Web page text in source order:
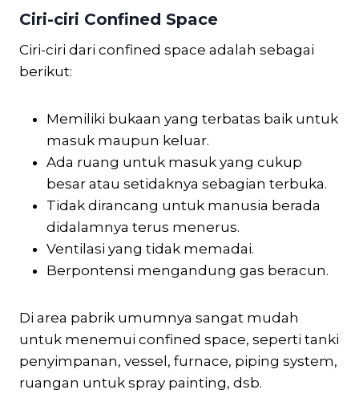
Ciri-ciri Confined Space
Ciri-ciri dari confined space adalah sebagai
berikut:
Memiliki bukaan yang terbatas baik untuk
masuk maupun keluar.
Ada ruang untuk masuk yang cukup
besar atau setidaknya sebagian terbuka.
Tidak dirancang untuk manusia berada
didalamnya terus menerus.
Ventilasi yang tidak memadai.
Berpontensi mengandung gas beracun.
Di area pabrik umumnya sangat mudah
untuk menemui confined space, seperti tanki
penyimpanan, vessel, furnace, piping system,
ruangan untuk spray painting, dsb.